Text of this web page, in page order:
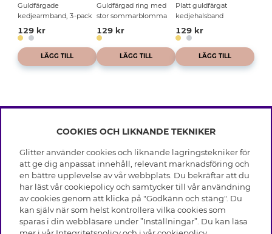
Guldfärgade
kedjearmband, 3-pack
129 kr
LÄGG TILL
Guldfärgad ring med
stor sommarblomma
129 kr
LÄGG TILL
Platt guldfärgat
kedjehalsband
129 kr
LÄGG TILL
INFO
Leverans
Villkor
Integritetspolicy
Cookies
Medlemsvillkor
Jobba hos Glitter
OM GLITTER
Black Friday
Våra butiker
Varumärken
Företagshistoria
HJÄLP
Vanliga frågor
COOKIES OCH LIKNANDE TEKNIKER
Glitter använder cookies och liknande lagringstekniker för
att ge dig anpassat innehåll, relevant marknadsföring och
en bättre upplevelse av vår webbplats. Du bekräftar att du
har läst vår cookiepolicy och samtycker till vår användning
av cookies genom att klicka på "Godkänn och stäng". Du
kan själv när som helst kontrollera vilka cookies som
sparas i din webbläsare under ”Inställningar”. Du kan läsa